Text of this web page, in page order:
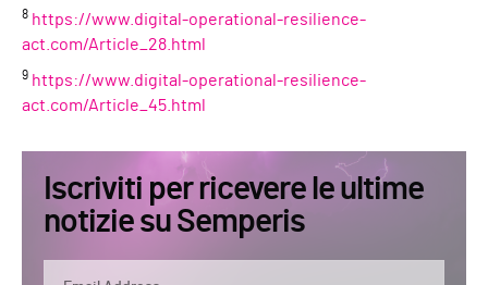
8 https://www.digital-operational-resilience-
act.com/Article_28.html
9 https://www.digital-operational-resilience-
act.com/Article_45.html
Iscriviti per ricevere le ultime
notizie su Semperis